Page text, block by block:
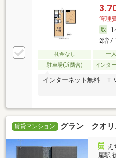
管理
1
2階 /
礼金なし 一
駐車場(近隣含)
インタ
インターネット無料、Ｔ
賃貸マンション グラン クオリ
え
屋駅